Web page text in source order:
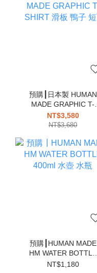
預購┃日本製 HUMAN
MADE GRAPHIC T-
SHIRT 滑板 鴨子 短T
NT$3,580
NT$3,680
預購┃HUMAN MADE
HM WATER BOTTLE
400ml 水壺 水瓶
NT$1,180